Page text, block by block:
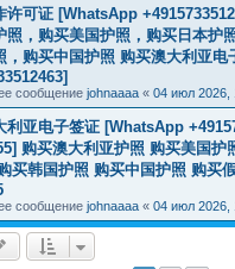
许可证 [WhatsApp
照，购买美国护照，购买日本护
，购买中国护照 购买澳大利亚
сообщение johnaaaa « 04 июл 2026,
利亚电子签证 [WhatsApp
购买澳大利亚护照 购买美国护
买韩国护照 购买中国护照 购买
сообщение johnaaaa « 04 июл 2026,